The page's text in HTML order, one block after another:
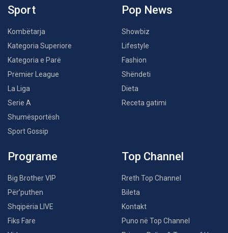
Sport
Kombëtarja
Kategoria Superiore
Kategoria e Parë
Premier League
La Liga
Serie A
Shumësportësh
Sport Gossip
Pop News
Showbiz
Lifestyle
Fashion
Shëndeti
Dieta
Receta gatimi
Programe
Big Brother VIP
Për’puthen
Shqipëria LIVE
Fiks Fare
Top Channel
Rreth Top Channel
Bileta
Kontakt
Puno në Top Channel